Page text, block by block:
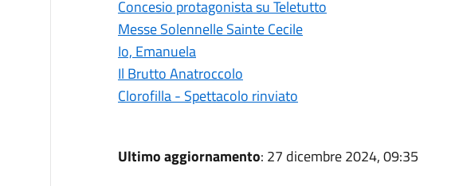
Concesio protagonista su Teletutto
Messe Solennelle Sainte Cecile
Io, Emanuela
Il Brutto Anatroccolo
Clorofilla - Spettacolo rinviato
Ultimo aggiornamento: 27 dicembre 2024, 09:35